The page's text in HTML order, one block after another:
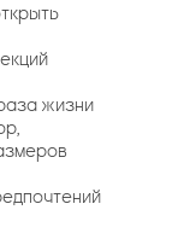
жизни